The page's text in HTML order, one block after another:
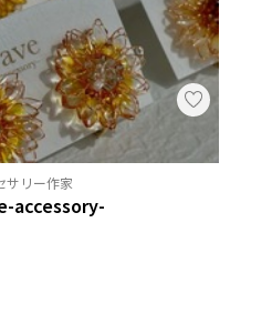
サリー作家
accessory-